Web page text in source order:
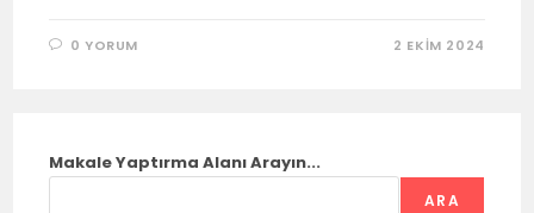
0 YORUM 2 EKIM 2024
Makale Yaptırma Alanı Arayın...
ARA